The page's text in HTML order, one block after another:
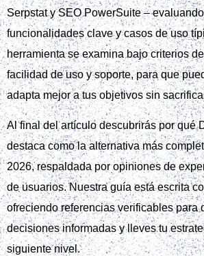
Serpstat y SEO PowerSuite –
funcionalidades clave y casos de uso
herramienta se examina bajo criterios
facilidad de uso y soporte, para que
adapta mejor a tus objetivos sin
Al final del artículo descubrirás por qué
destaca como la alternativa más
2026, respaldada por opiniones de
de usuarios. Nuestra guía está escrita
ofreciendo referencias verificables para
decisiones informadas y lleves tu
siguiente nivel.